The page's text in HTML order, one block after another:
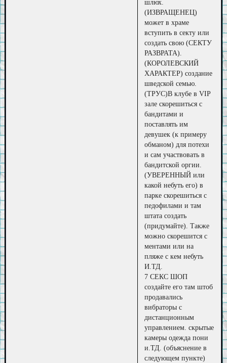
шлюх.
(ИЗВРАЩЕНЕЦ)
может в храме
вступить в секту или
создать свою (СЕКТУ
РАЗВРАТА).
(КОРОЛЕВСКИЙ
ХАРАКТЕР) создание
шведской семью.
(ТРУС)В клубе в VIP
зале скорешиться с
бандитами и
поставлять им
девушек (к примеру
обманом) для потехи
и сам участвовать в
бандитской оргии.
(УВЕРЕННЫЙ или
какой небуть его) в
парке скорешиться с
педофилами и там
штата создать
(придумайте). Также
можно скорешится с
ментами или на
пляже с кем небуть
И.ТД.
7 СЕКС ШОП
создайте его там штоб
продавались
вибраторы с
дистанционным
управлением. скрытые
камеры одежда пони
и.ТД. (объяснение в
следующем пункте)